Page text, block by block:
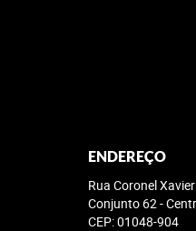
ENDEREÇO
Rua Coronel
Conjunto 62-
CEP: 01048-904